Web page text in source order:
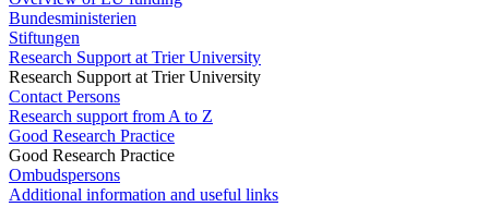
Bundesministerien
Stiftungen
Research Support at Trier University
Research Support at Trier University
Contact Persons
Research support from A to Z
Good Research Practice
Good Research Practice
Ombudspersons
Additional information and useful links